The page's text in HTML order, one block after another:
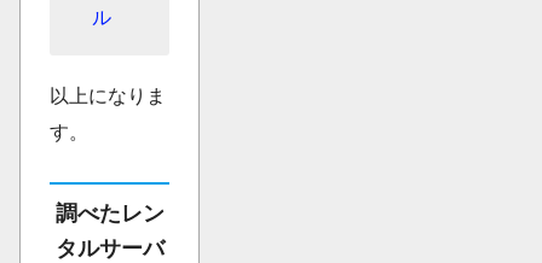
ル
以上になりま
す。
調べたレン
タルサーバ